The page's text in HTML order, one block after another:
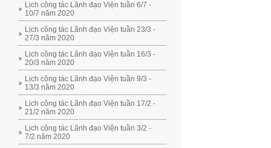
Lịch công tác Lãnh đạo Viện tuần 6/7 -
10/7 năm 2020
Lịch công tác Lãnh đạo Viện tuần 23/3 -
27/3 năm 2020
Lịch công tác Lãnh đạo Viện tuần 16/3 -
20/3 năm 2020
Lịch công tác Lãnh đạo Viện tuần 9/3 -
13/3 năm 2020
Lịch công tác Lãnh đạo Viện tuần 17/2 -
21/2 năm 2020
Lịch công tác Lãnh đạo Viện tuần 3/2 -
7/2 năm 2020